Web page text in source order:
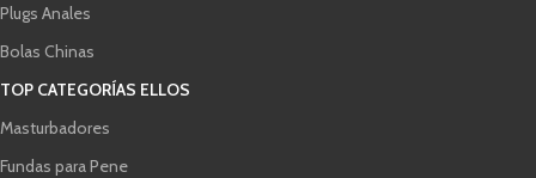
Plugs Anales
Bolas Chinas
TOP CATEGORÍAS ELLOS
Masturbadores
Fundas para Pene